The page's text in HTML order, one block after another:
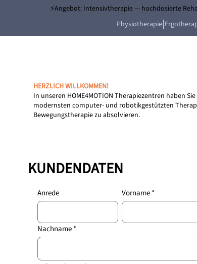
⚡Angebot: Intensivtherapie — hochdosierte
Physiotherapie
KUNDENDATEN
Anrede
Nachname
Vorname
HERZLICH WILLKOMMEN!
In unseren HOME4MOTION Therapiezentren haben
modernsten computer- und robotikgestützten
Bewegungstherapie zu absolvieren.